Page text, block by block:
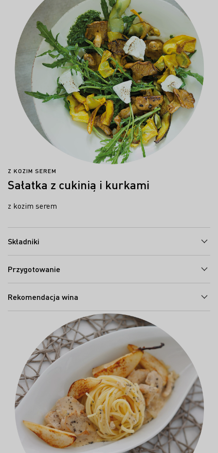
Z KOZIM SEREM
Sałatka z cukinią i kurkami
z kozim serem
Składniki
Przygotowanie
Rekomendacja wina